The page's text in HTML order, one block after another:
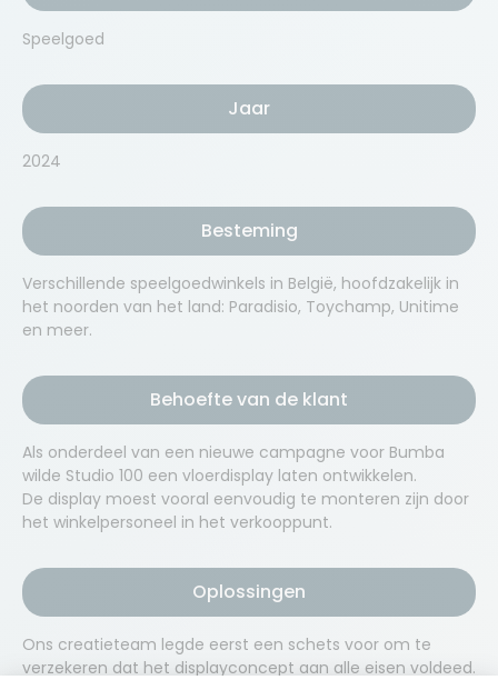
Speelgoed
Jaar
2024
Besteming
Verschillende speelgoedwinkels in België, hoofdzakelijk in
het noorden van het land: Paradisio, Toychamp, Unitime
en meer.
Behoefte van de klant
Als onderdeel van een nieuwe campagne voor Bumba
wilde Studio 100 een vloerdisplay laten ontwikkelen.
De display moest vooral eenvoudig te monteren zijn door
het winkelpersoneel in het verkooppunt.
Oplossingen
Ons creatieteam legde eerst een schets voor om te
verzekeren dat het displayconcept aan alle eisen voldeed.